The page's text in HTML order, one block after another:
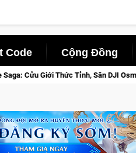
Code Cộng Đồng
Săn DJI Osmo Pocket 3 Ngay Hôm